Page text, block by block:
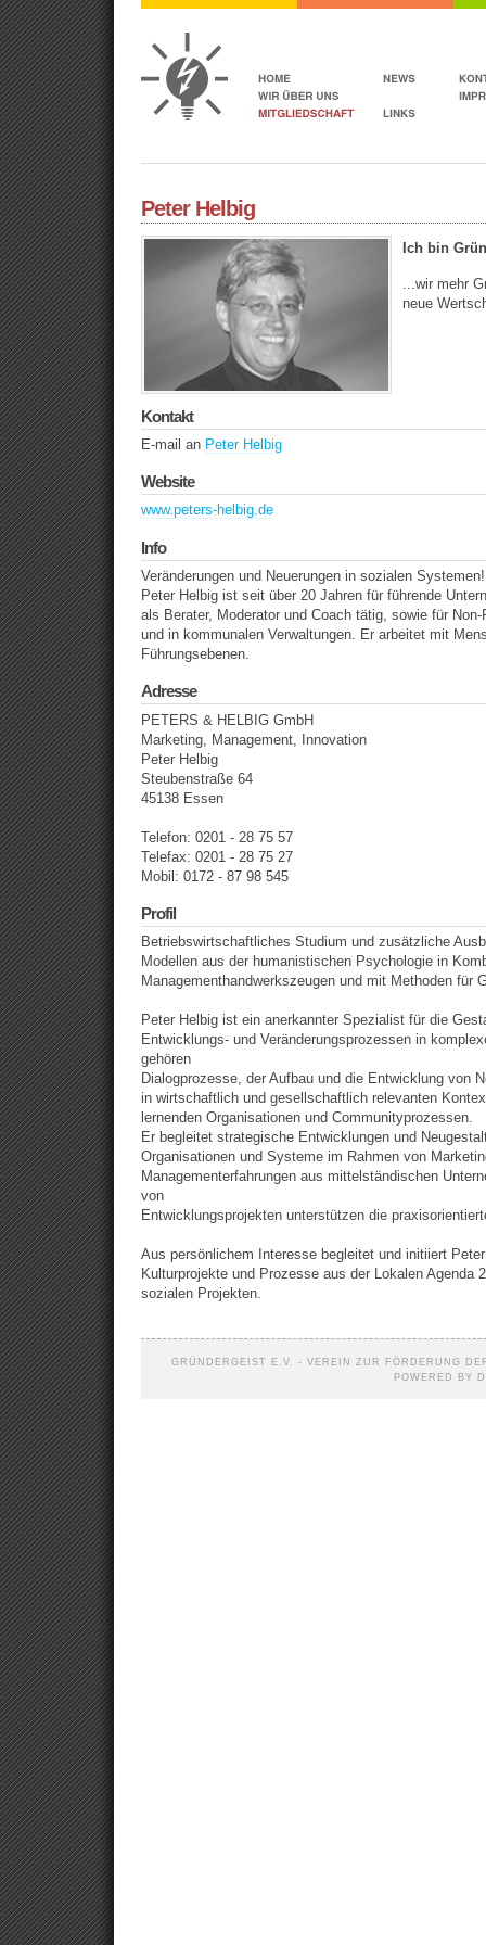
Peter Helbig
Ich bin
...wir mehr
neue
Kontakt
E-mail an Peter Helbig
Website
www.peters-helbig.de
Info
Veränderungen und Neuerungen in sozialen Systemen!
Peter Helbig ist seit über 20 Jahren für führende
als Berater, Moderator und Coach tätig, sowie für
und in kommunalen Verwaltungen. Er arbeitet mit
Führungsebenen.
Adresse
PETERS & HELBIG GmbH
Marketing, Management, Innovation
Peter Helbig
Steubenstraße 64
45138 Essen
Telefon: 0201 - 28 75 57
Telefax: 0201 - 28 75 27
Mobil: 0172 - 87 98 545
Profil
Betriebswirtschaftliches Studium und zusätzliche
Modellen aus der humanistischen Psychologie in
Managementhandwerkszeugen und mit Methoden für
Peter Helbig ist ein anerkannter Spezialist für die
Entwicklungs- und Veränderungsprozessen in
gehören
Dialogprozesse, der Aufbau und die Entwicklung von
in wirtschaftlich und gesellschaftlich relevanten
lernenden Organisationen und Communityprozessen.
Er begleitet strategische Entwicklungen und
Organisationen und Systeme im Rahmen von
Managementerfahrungen aus mittelständischen
von
Entwicklungsprojekten unterstützen die
Aus persönlichem Interesse begleitet und initiiert
Kulturprojekte und Prozesse aus der Lokalen Agenda
sozialen Projekten.
GRÜNDERGEIST E.V. - VEREIN ZUR FÖRDERUNG
POWERED BY